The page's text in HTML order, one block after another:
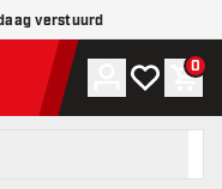
verstuurd
Account
Mijn 0